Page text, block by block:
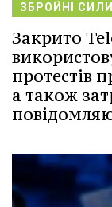
ЗБРОЙНІ
Закрито
протестів
а також